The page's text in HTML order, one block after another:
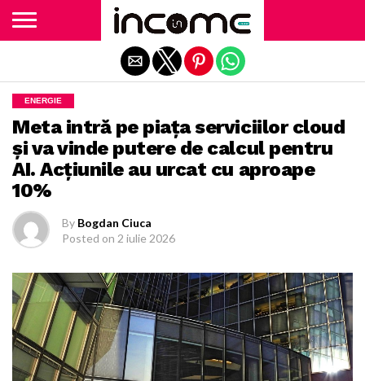
ENERGIE
Meta intră pe piaţa serviciilor cloud
şi va vinde putere de calcul pentru
AI. Acţiunile au urcat cu aproape
10%
By Bogdan Ciuca
Posted on 2 iulie 2026
Exit mobile version